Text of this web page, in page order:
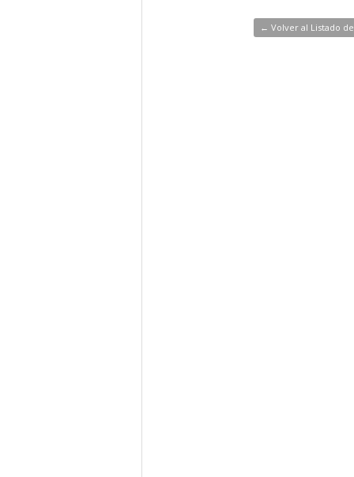
← Volver al Listado